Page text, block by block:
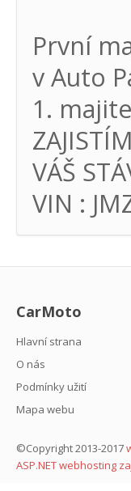
První
v Auto
1.
VÁŠ
VIN :
CarMoto
Hlavní strana
O nás
Podmínky užití
Mapa webu
©Copyright 2013-2017
ASP.NET webhosting